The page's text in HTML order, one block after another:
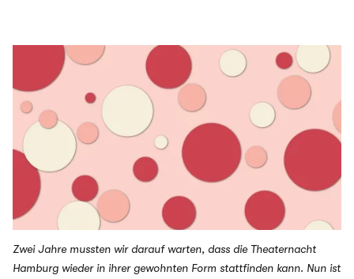
Zwei Jahre mussten wir darauf warten, dass die Theaternacht
Hamburg wieder in ihrer gewohnten Form stattfinden kann. Nun ist